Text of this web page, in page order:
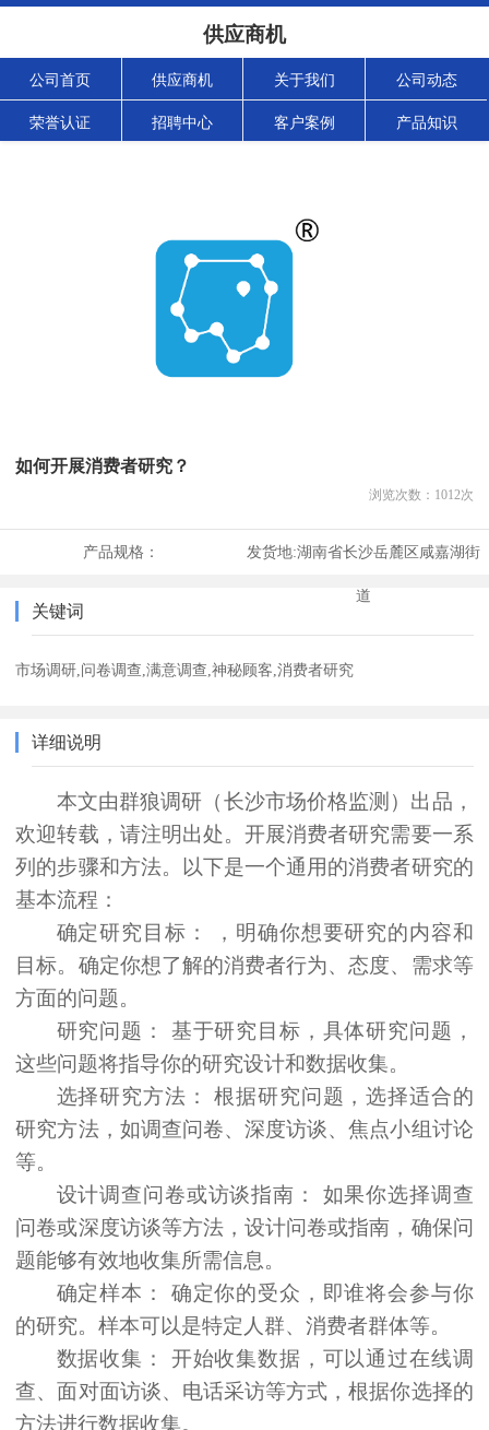
供应商机
公司首页 供应商机 关于我们 公司动态
荣誉认证 招聘中心 客户案例 产品知识
如何开展消费者研究？
浏览次数： 1012次
产品规格： 发货地:湖南省长沙岳麓区咸嘉湖街
道
关键词
市场调研,问卷调查,满意调查,神秘顾客,消费者研究
详细说明
本文由群狼调研（长沙市场价格监测）出品，
欢迎转载，请注明出处。开展消费者研究需要一系
列的步骤和方法。以下是一个通用的消费者研究的
基本流程：
确定研究目标：
，明确你想要研究的内容和
目标。确定你想了解的消费者行为、态度、需求等
方面的问题。
研究问题：
基于研究目标，具体研究问题，
这些问题将指导你的研究设计和数据收集。
选择研究方法：
根据研究问题，选择适合的
研究方法，如调查问卷、深度访谈、焦点小组讨论
等。
设计调查问卷或访谈指南：
如果你选择调查
问卷或深度访谈等方法，设计问卷或指南，确保问
题能够有效地收集所需信息。
确定样本：
确定你的受众，即谁将会参与你
的研究。样本可以是特定人群、消费者群体等。
数据收集：
开始收集数据，可以通过在线调
查、面对面访谈、电话采访等方式，根据你选择的
方法进行数据收集。